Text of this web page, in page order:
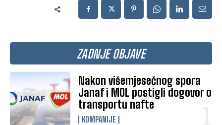
ZADNJE OBJAVE
Nakon višemjesečnog spora
Janaf i MOL postigli dogovor o
transportu nafte
KOMPANIJE